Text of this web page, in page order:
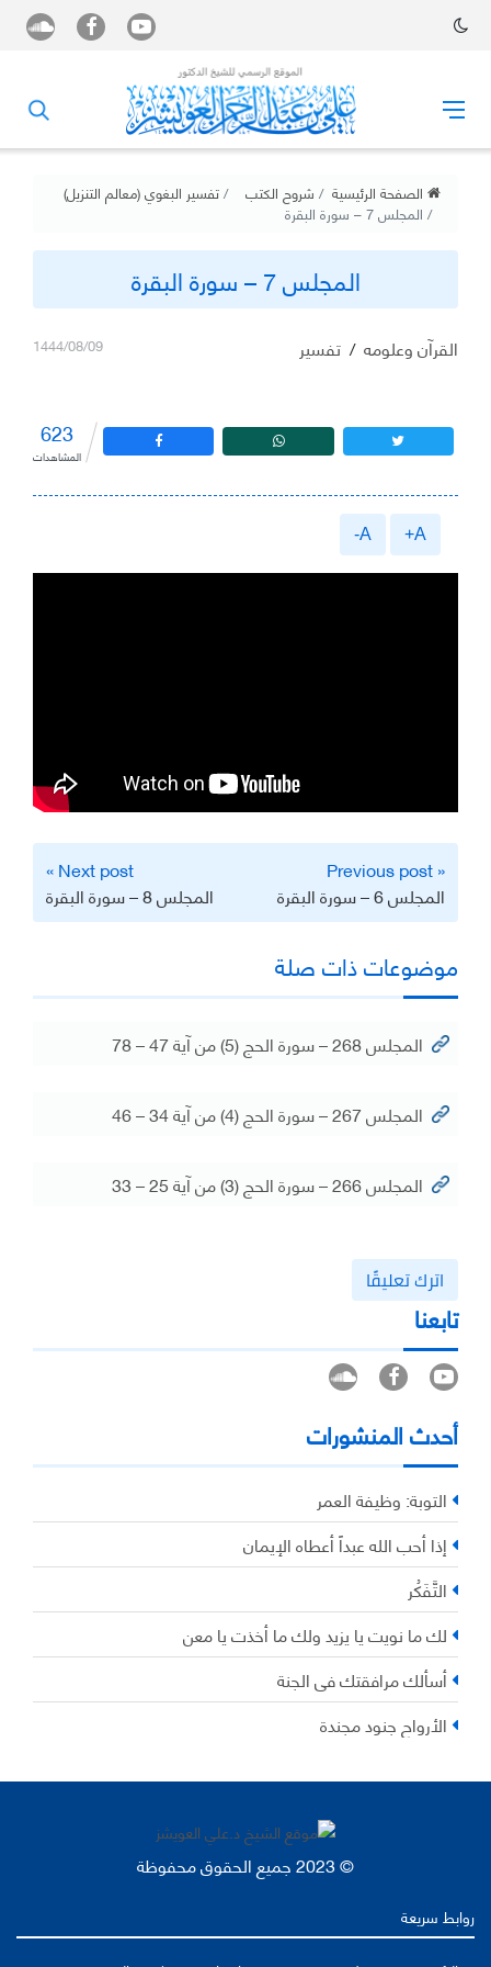
الصفحة الرئيسية شروح الكتب تفسير البغوي (معالم التنزيل)
المجلس 7 – سورة البقرة
المجلس 7 – سورة البقرة
1444/08/09 القرآن وعلومه / تفسير
623
المشاهدات
A+
A-
تصفّح
المقالات
« Previous post
المجلس 6 – سورة البقرة
Next post »
المجلس 8 – سورة البقرة
موضوعات ذات صلة
المجلس 268 – سورة الحج (5) من آية 47 – 78
المجلس 267 – سورة الحج (4) من آية 34 – 46
المجلس 266 – سورة الحج (3) من آية 25 – 33
اترك تعليقًا
تابعنا
أحدث المنشورات
التوبة: وظيفة العمر
إذا أحب الله عبداً أعطاه الإيمان
التَّفَكُر
لك ما نويت يا يزيد ولك ما أخذت يا معن
أسألك مرافقتك في الجنة
الأرواح جنود مجندة
© 2023 جميع الحقوق محفوظة
روابط سريعة